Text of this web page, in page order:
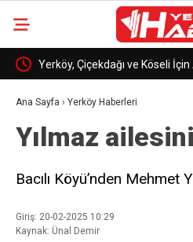
Yerköy, Çiçekdağı ve Köseli İçin
Ana Sayfa › Yerköy Haberleri
Yılmaz
Bacılı Köyü’nden Mehmet
Giriş: 20-02-2025 10:29
Kaynak: Ünal Demir